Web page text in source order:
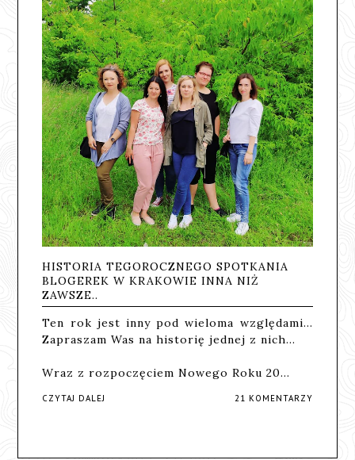
HISTORIA TEGOROCZNEGO SPOTKANIA
BLOGEREK W KRAKOWIE INNA NIŻ
ZAWSZE..
Ten rok jest inny pod wieloma względami...
Zapraszam Was na historię jednej z nich...
Wraz z rozpoczęciem Nowego Roku 20…
CZYTAJ DALEJ 21 KOMENTARZY